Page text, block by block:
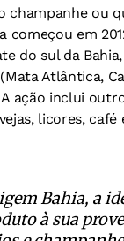
ou
começou em
do sul da
Atlântica,
ação inclui
licores, café
Bahia, a
à sua